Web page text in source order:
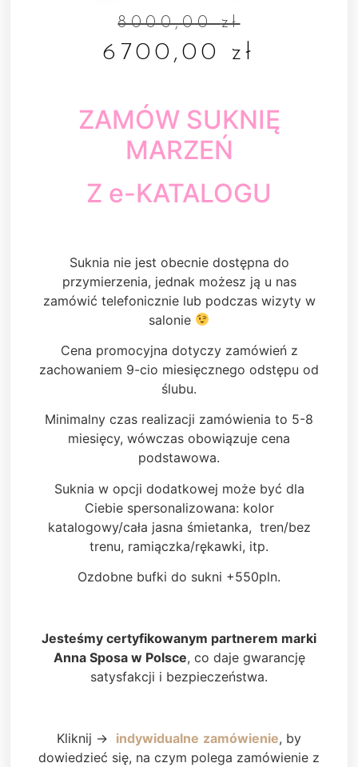
8000,00zł
6700,00 zł
ZAMÓW SUKNIĘ
MARZEŃ
Z e-KATALOGU
Suknia nie jest obecnie dostępna do
przymierzenia, jednak możesz ją u nas
zamówić telefonicznie lub podczas wizyty w
salonie
Cena promocyjna dotyczy zamówień z
zachowaniem 9-cio miesięcznego odstępu od
ślubu.
Minimalny czas realizacji zamówienia to 5-8
miesięcy, wówczas obowiązuje cena
podstawowa.
Suknia w opcji dodatkowej może być dla
Ciebie spersonalizowana: kolor
katalogowy/cała jasna śmietanka, tren/bez
trenu, ramiączka/rękawki, itp.
Ozdobne bufki do sukni +550pln.
Jesteśmy certyfikowanym partnerem marki
Anna Sposa w Polsce, co daje gwarancję
satysfakcji i bezpieczeństwa.
Kliknij -> indywidualne zamówienie, by
dowiedzieć się, na czym polega zamówienie z